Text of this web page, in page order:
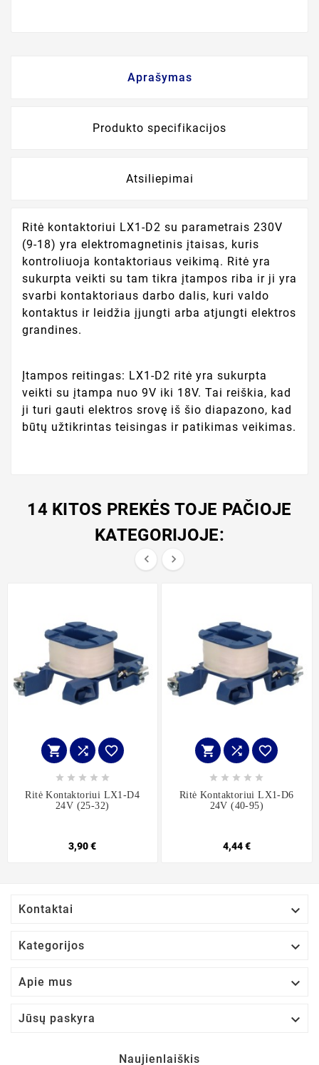
Aprašymas
Produkto specifikacijos
Atsiliepimai
Ritė kontaktoriui LX1-D2 su parametrais 230V
(9-18) yra elektromagnetinis įtaisas, kuris
kontroliuoja kontaktoriaus veikimą. Ritė yra
sukurpta veikti su tam tikra įtampos riba ir ji yra
svarbi kontaktoriaus darbo dalis, kuri valdo
kontaktus ir leidžia įjungti arba atjungti elektros
grandines.
Įtampos reitingas: LX1-D2 ritė yra sukurpta
veikti su įtampa nuo 9V iki 18V. Tai reiškia, kad
ji turi gauti elektros srovę iš šio diapazono, kad
būtų užtikrintas teisingas ir patikimas veikimas.
14 KITOS PREKĖS TOJE PAČIOJE
KATEGORIJOJE:
 
  
    
Ritė Kontaktoriui LX1-D4
24V (25-32)
3,90 €
  
    
Ritė Kontaktoriui LX1-D6
24V (40-95)
4,44 €
Kontaktai 
Kategorijos 
Apie mus 
Jūsų paskyra 
Naujienlaiškis